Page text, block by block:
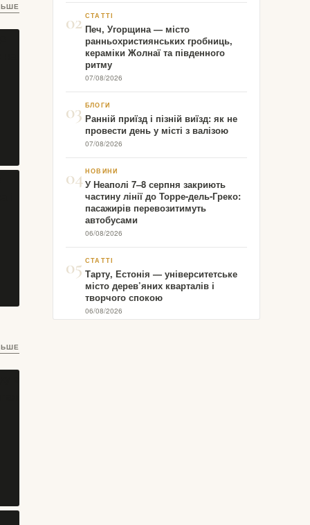
02 СТАТТІ
Печ, Угорщина — місто
ранньохристиянських гробниць,
кераміки Жолнаї та південного
ритму
07/08/2026
03 БЛОГИ
Ранній приїзд і пізній виїзд: як не
провести день у місті з валізою
07/08/2026
04 НОВИНИ
У Неаполі 7–8 серпня закриють
частину лінії до Торре-дель-Греко:
пасажирів перевозитимуть
автобусами
06/08/2026
05 СТАТТІ
Тарту, Естонія — університетське
місто дерев’яних кварталів і
творчого спокою
06/08/2026